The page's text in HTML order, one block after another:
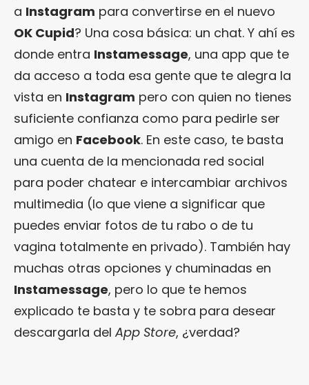
a Instagram para convertirse en el nuevo
OK Cupid? Una cosa básica: un chat. Y ahí es
donde entra Instamessage, una app que te
da acceso a toda esa gente que te alegra la
vista en Instagram pero con quien no tienes
suficiente confianza como para pedirle ser
amigo en Facebook. En este caso, te basta
una cuenta de la mencionada red social
para poder chatear e intercambiar archivos
multimedia (lo que viene a significar que
puedes enviar fotos de tu rabo o de tu
vagina totalmente en privado). También hay
muchas otras opciones y chuminadas en
Instamessage, pero lo que te hemos
explicado te basta y te sobra para desear
descargarla del App Store, ¿verdad?